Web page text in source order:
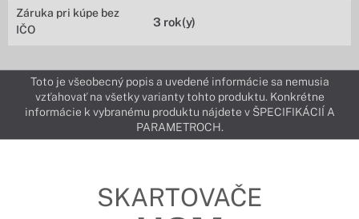
Záruka pri kúpe bez
IČO
3 rok(y)
Toto je všeobecný popis a uvedené informácie sa nemusia
vzťahovať na všetky varianty tohto produktu. Konkrétne
informácie k vybranému produktu nájdete v ŠPECIFIKÁCIÍ A
PARAMETROCH.
SKARTOVAČE